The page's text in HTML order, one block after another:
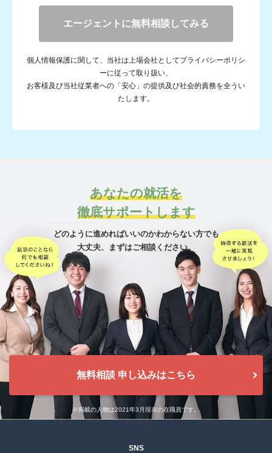
あなたの就活を
徹底サポートします
どのように進めればいいのかわからない方でも
大丈夫、
まずはご相談ください。
無料相談 申し込みはこちら
※掲載の人物は2021年3月現在の在職員です。
SNS